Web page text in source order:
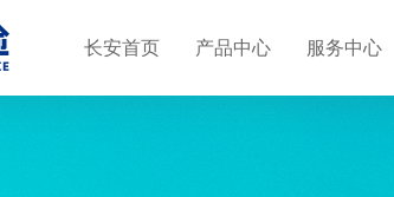
长安首页 产品中心 服务中心